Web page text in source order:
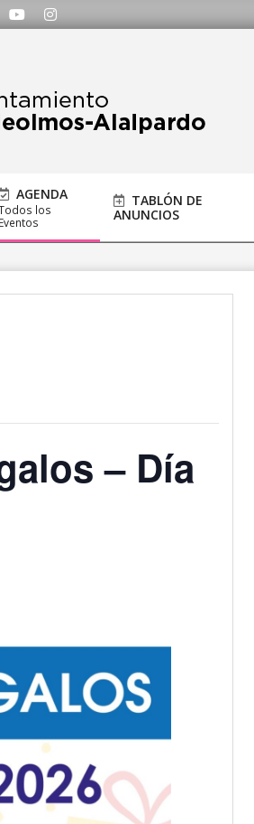
21 53 o escríbenos a ayuntamiento@alalpardo.org
AGENDA
los
Eventos
TABLÓN DE
ANUNCIOS
– Día